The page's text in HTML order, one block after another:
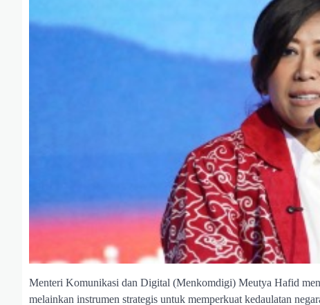
Menteri Komunikasi dan Digital (Menkomdigi) Meutya Hafid
melainkan instrumen strategis untuk memperkuat kedaulatan